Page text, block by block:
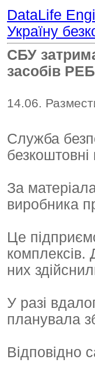
DataLife
Україну
СБУ
засобів РЕБ
14.06.
Служба
За
виробника
Це
комплексів.
них
У разі
планувала
Відповідно